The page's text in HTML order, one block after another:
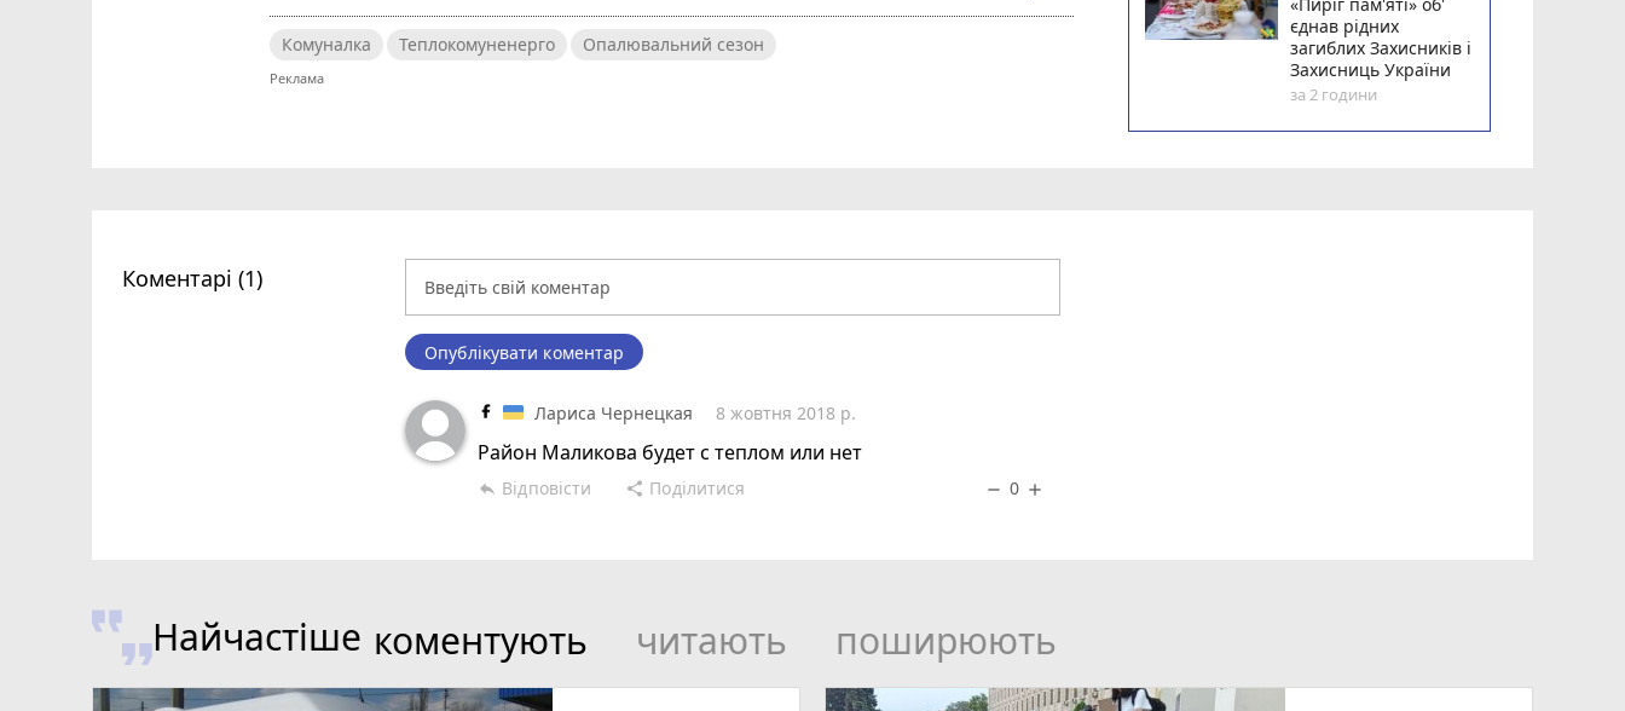
Комуналка Теплокомуненерго Опалювальний сезон
єднав рідних
загиблих Захисників і
Захисниць України
за 2 години
Коментарі (1)
Опублікувати коментар
Лариса Чернецкая 8 жовтня 2018 р.
Район Маликова будет с теплом или нет
reply Відповісти share Поділитися remove 0 add
Найчастіше коментують читають поширюють